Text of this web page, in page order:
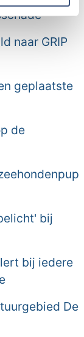
naar GRIP
geplaatste
de
bij
bij iedere
De